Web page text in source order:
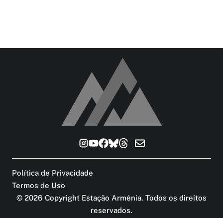
© 2026 Copyright Estação Armênia. Todos os direitos
reservados.
Política de Privacidade
Termos de Uso